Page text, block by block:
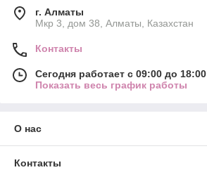
г. Алматы
Мкр 3, дом 38, Алматы, Казахстан
Контакты
Сегодня работает с 09:00 до 18:00
Показать весь график работы
О нас
Контакты